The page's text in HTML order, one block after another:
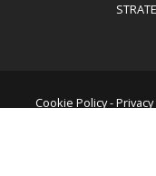
Cookie Policy-